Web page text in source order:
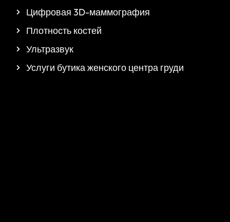
Цифровая 3D-маммография
Плотность костей
Ультразвук
Услуги бутика женского центра груди